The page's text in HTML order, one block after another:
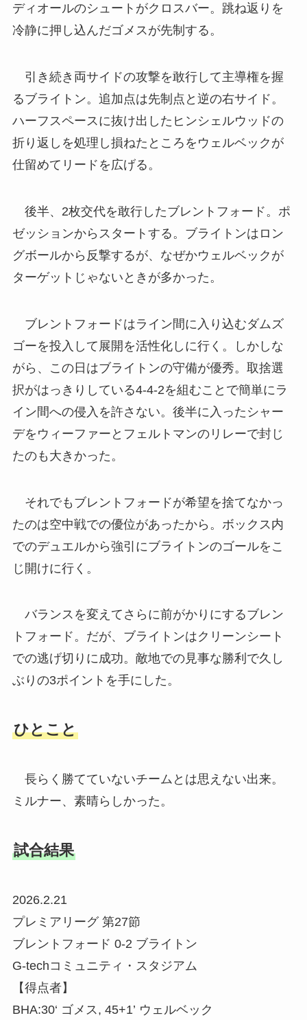
ディオールのシュートがクロスバー。跳ね返りを
冷静に押し込んだゴメスが先制する。
引き続き両サイドの攻撃を敢行して主導権を握
るブライトン。追加点は先制点と逆の右サイド。
ハーフスペースに抜け出したヒンシェルウッドの
折り返しを処理し損ねたところをウェルベックが
仕留めてリードを広げる。
後半、2枚交代を敢行したブレントフォード。ポ
ゼッションからスタートする。ブライトンはロン
グボールから反撃するが、なぜかウェルベックが
ターゲットじゃないときが多かった。
ブレントフォードはライン間に入り込むダムズ
ゴーを投入して展開を活性化しに行く。しかしな
がら、この日はブライトンの守備が優秀。取捨選
択がはっきりしている4-4-2を組むことで簡単にラ
イン間への侵入を許さない。後半に入ったシャー
デをウィーファーとフェルトマンのリレーで封じ
たのも大きかった。
それでもブレントフォードが希望を捨てなかっ
たのは空中戦での優位があったから。ボックス内
でのデュエルから強引にブライトンのゴールをこ
じ開けに行く。
バランスを変えてさらに前がかりにするブレン
トフォード。だが、ブライトンはクリーンシート
での逃げ切りに成功。敵地での見事な勝利で久し
ぶりの3ポイントを手にした。
ひとこと
長らく勝てていないチームとは思えない出来。
ミルナー、素晴らしかった。
試合結果
2026.2.21
プレミアリーグ 第27節
ブレントフォード 0-2 ブライトン
G-techコミュニティ・スタジアム
【得点者】
BHA:30‘ ゴメス, 45+1’ ウェルベック